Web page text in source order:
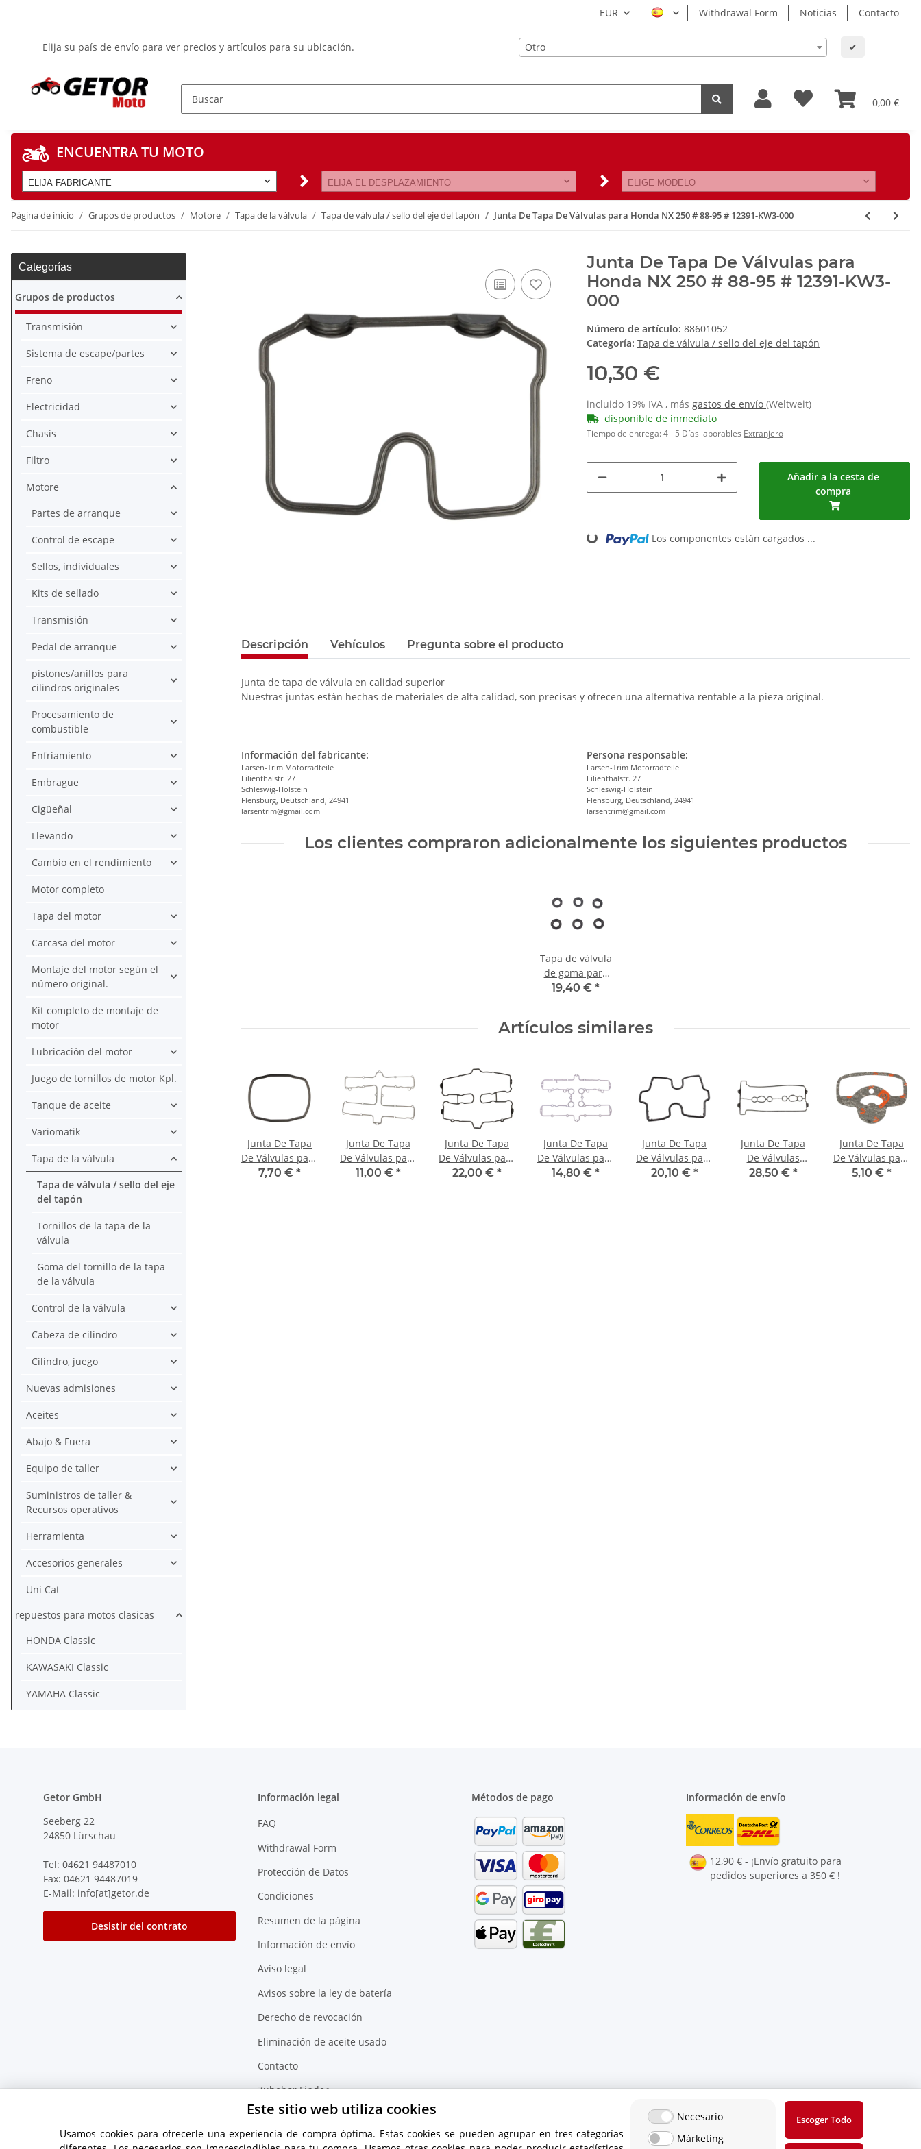
EUR Withdrawal Form Noticias Contacto
Elija su país de envío para ver precios y artículos para su ubicación. Otro ✔
0,00 €
ENCUENTRA TU MOTO
ELIJA FABRICANTE ELIJA EL DESPLAZAMIENTO ELIGE MODELO
Página de inicio Grupos de productos Motore Tapa de la válvula Tapa de válvula / sello del eje del tapón Junta De Tapa De Válvulas para Honda NX 250 # 88-95 # 12391-KW3-000
Junta De Tapa De Válvulas para
Honda NX 250 # 88-95 # 12391-KW3-
000
Número de artículo: 88601052
Categoría: Tapa de válvula / sello del eje del tapón
10,30 €
incluido 19% IVA , más gastos de envío (Weltweit)
disponible de inmediato
Tiempo de entrega:4 - 5 Días laborables Extranjero
Añadir a la cesta de
compra
Loading... Los componentes están cargados ...
Descripción Vehículos Pregunta sobre el producto
Junta de tapa de válvula en calidad superior
Nuestras juntas están hechas de materiales de alta calidad, son precisas y ofrecen una alternativa rentable a la pieza original.
Información del fabricante:
Larsen-Trim Motorradteile
Lilienthalstr. 27
Schleswig-Holstein
Flensburg, Deutschland, 24941
larsentrim@gmail.com
Persona responsable:
Larsen-Trim Motorradteile
Lilienthalstr. 27
Schleswig-Holstein
Flensburg, Deutschland, 24941
larsentrim@gmail.com
Los clientes compraron adicionalmente los siguientes productos
Tapa de válvula
de goma para
Honda CB CBF
90543-MV9-670
19,40 € *
Artículos similares
Junta De Tapa
De Válvulas para
Honda CX 500
7,70 € *
Junta De Tapa
De Válvulas para
Yamaha XJ 650 #
11,00 € *
Junta De Tapa
De Válvulas para
Suzuki GSX 550
22,00 € *
Junta De Tapa
De Válvulas para
Kawasaki Z 650
14,80 € *
Junta De Tapa
De Válvulas para
Honda VF 500 #
20,10 € *
Junta De Tapa
De Válvulas
Yamaha YZF-R1
28,50 € *
Junta De Tapa
De Válvulas para
Kawasaki Z 400
5,10 € *
Categorías
Grupos de productos
Transmisión
Sistema de escape/partes
Freno
Electricidad
Chasis
Filtro
Motore
Partes de arranque
Control de escape
Sellos, individuales
Kits de sellado
Transmisión
Pedal de arranque
pistones/anillos para
cilindros originales
Procesamiento de
combustible
Enfriamiento
Embrague
Cigüeñal
Llevando
Cambio en el rendimiento
Motor completo
Tapa del motor
Carcasa del motor
Montaje del motor según el
número original.
Kit completo de montaje de
motor
Lubricación del motor
Juego de tornillos de motor Kpl.
Tanque de aceite
Variomatik
Tapa de la válvula
Tapa de válvula / sello del eje
del tapón
Tornillos de la tapa de la
válvula
Goma del tornillo de la tapa
de la válvula
Control de la válvula
Cabeza de cilindro
Cilindro, juego
Nuevas admisiones
Aceites
Abajo & Fuera
Equipo de taller
Suministros de taller &
Recursos operativos
Herramienta
Accesorios generales
Uni Cat
repuestos para motos clasicas
HONDA Classic
KAWASAKI Classic
YAMAHA Classic
Getor GmbH
Seeberg 22
24850 Lürschau
Tel: 04621 94487010
Fax: 04621 94487019
E-Mail: info[at]getor.de
Desistir del contrato
Información legal
FAQ
Withdrawal Form
Protección de Datos
Condiciones
Resumen de la página
Información de envío
Aviso legal
Avisos sobre la ley de batería
Derecho de revocación
Eliminación de aceite usado
Contacto
Zubehör Finder
Métodos de pago Información de envío
12,90 € - ¡Envío gratuito para
pedidos superiores a 350 € !
Este sitio web utiliza cookies
Usamos cookies para ofrecerle una experiencia de compra óptima. Estas cookies se pueden agrupar en tres categorías
Necesario
Márketing
Escoger Todo